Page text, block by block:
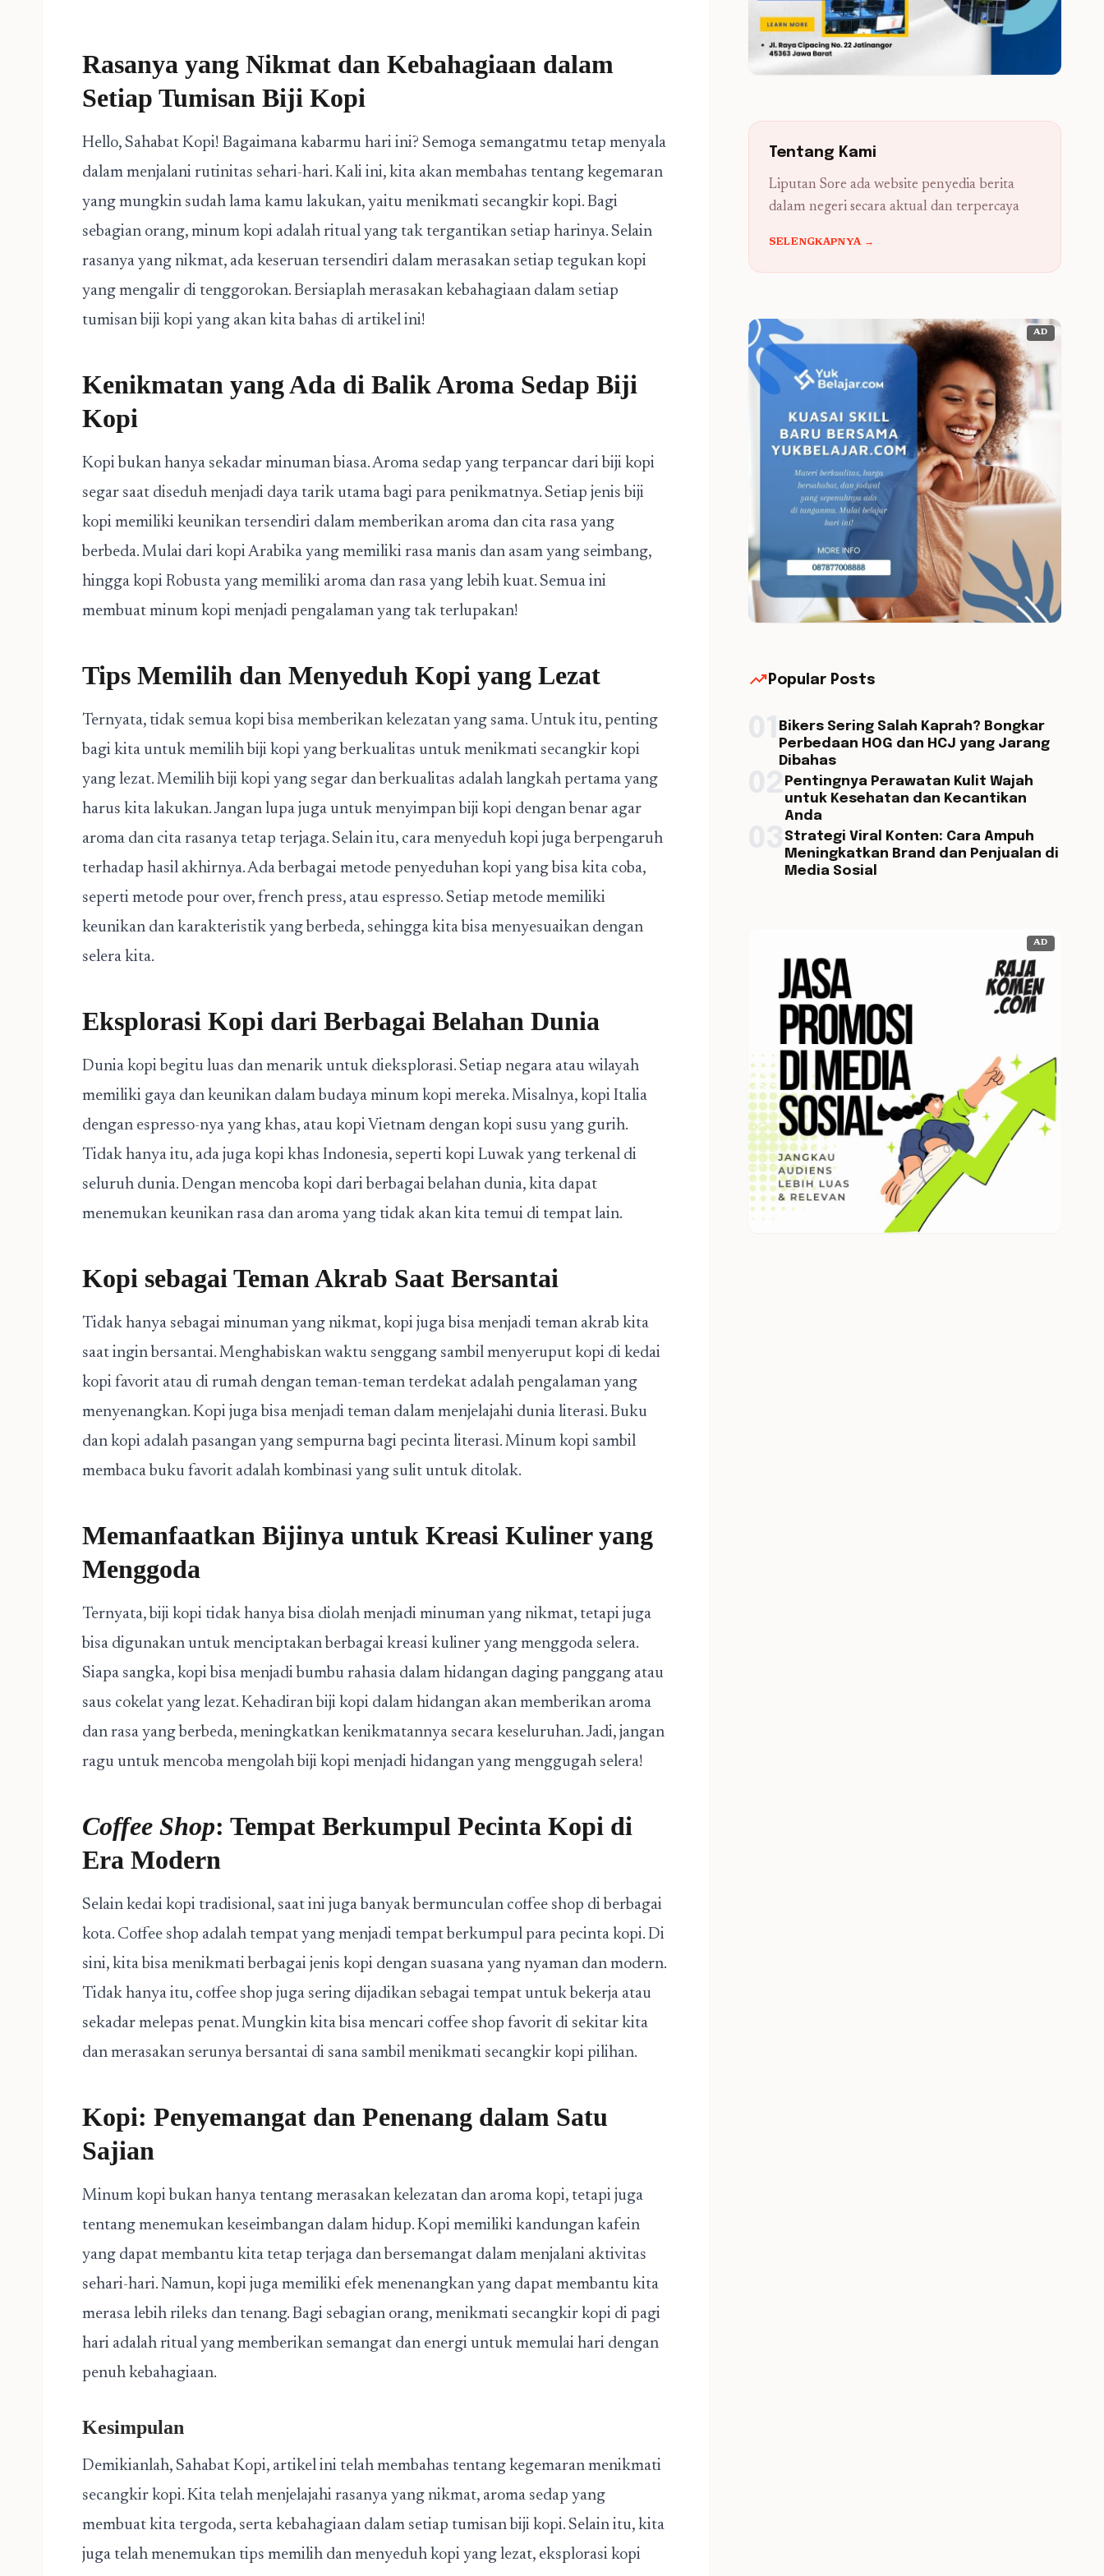
Rasanya yang Nikmat dan Kebahagiaan dalam
Setiap Tumisan Biji Kopi
Hello, Sahabat Kopi! Bagaimana kabarmu hari ini? Semoga semangatmu tetap menyala
dalam menjalani rutinitas sehari-hari. Kali ini, kita akan membahas tentang kegemaran
yang mungkin sudah lama kamu lakukan, yaitu menikmati secangkir kopi. Bagi
sebagian orang, minum kopi adalah ritual yang tak tergantikan setiap harinya. Selain
rasanya yang nikmat, ada keseruan tersendiri dalam merasakan setiap tegukan kopi
yang mengalir di tenggorokan. Bersiaplah merasakan kebahagiaan dalam setiap
tumisan biji kopi yang akan kita bahas di artikel ini!
Kenikmatan yang Ada di Balik Aroma Sedap Biji
Kopi
Kopi bukan hanya sekadar minuman biasa. Aroma sedap yang terpancar dari biji kopi
segar saat diseduh menjadi daya tarik utama bagi para penikmatnya. Setiap jenis biji
kopi memiliki keunikan tersendiri dalam memberikan aroma dan cita rasa yang
berbeda. Mulai dari kopi Arabika yang memiliki rasa manis dan asam yang seimbang,
hingga kopi Robusta yang memiliki aroma dan rasa yang lebih kuat. Semua ini
membuat minum kopi menjadi pengalaman yang tak terlupakan!
Tips Memilih dan Menyeduh Kopi yang Lezat
Ternyata, tidak semua kopi bisa memberikan kelezatan yang sama. Untuk itu, penting
bagi kita untuk memilih biji kopi yang berkualitas untuk menikmati secangkir kopi
yang lezat. Memilih biji kopi yang segar dan berkualitas adalah langkah pertama yang
harus kita lakukan. Jangan lupa juga untuk menyimpan biji kopi dengan benar agar
aroma dan cita rasanya tetap terjaga. Selain itu, cara menyeduh kopi juga berpengaruh
terhadap hasil akhirnya. Ada berbagai metode penyeduhan kopi yang bisa kita coba,
seperti metode pour over, french press, atau espresso. Setiap metode memiliki
keunikan dan karakteristik yang berbeda, sehingga kita bisa menyesuaikan dengan
selera kita.
Eksplorasi Kopi dari Berbagai Belahan Dunia
Dunia kopi begitu luas dan menarik untuk dieksplorasi. Setiap negara atau wilayah
memiliki gaya dan keunikan dalam budaya minum kopi mereka. Misalnya, kopi Italia
dengan espresso-nya yang khas, atau kopi Vietnam dengan kopi susu yang gurih.
Tidak hanya itu, ada juga kopi khas Indonesia, seperti kopi Luwak yang terkenal di
seluruh dunia. Dengan mencoba kopi dari berbagai belahan dunia, kita dapat
menemukan keunikan rasa dan aroma yang tidak akan kita temui di tempat lain.
Kopi sebagai Teman Akrab Saat Bersantai
Tidak hanya sebagai minuman yang nikmat, kopi juga bisa menjadi teman akrab kita
saat ingin bersantai. Menghabiskan waktu senggang sambil menyeruput kopi di kedai
kopi favorit atau di rumah dengan teman-teman terdekat adalah pengalaman yang
menyenangkan. Kopi juga bisa menjadi teman dalam menjelajahi dunia literasi. Buku
dan kopi adalah pasangan yang sempurna bagi pecinta literasi. Minum kopi sambil
membaca buku favorit adalah kombinasi yang sulit untuk ditolak.
Memanfaatkan Bijinya untuk Kreasi Kuliner yang
Menggoda
Ternyata, biji kopi tidak hanya bisa diolah menjadi minuman yang nikmat, tetapi juga
bisa digunakan untuk menciptakan berbagai kreasi kuliner yang menggoda selera.
Siapa sangka, kopi bisa menjadi bumbu rahasia dalam hidangan daging panggang atau
saus cokelat yang lezat. Kehadiran biji kopi dalam hidangan akan memberikan aroma
dan rasa yang berbeda, meningkatkan kenikmatannya secara keseluruhan. Jadi, jangan
ragu untuk mencoba mengolah biji kopi menjadi hidangan yang menggugah selera!
Coffee Shop: Tempat Berkumpul Pecinta Kopi di
Era Modern
Selain kedai kopi tradisional, saat ini juga banyak bermunculan coffee shop di berbagai
kota. Coffee shop adalah tempat yang menjadi tempat berkumpul para pecinta kopi. Di
sini, kita bisa menikmati berbagai jenis kopi dengan suasana yang nyaman dan modern.
Tidak hanya itu, coffee shop juga sering dijadikan sebagai tempat untuk bekerja atau
sekadar melepas penat. Mungkin kita bisa mencari coffee shop favorit di sekitar kita
dan merasakan serunya bersantai di sana sambil menikmati secangkir kopi pilihan.
Kopi: Penyemangat dan Penenang dalam Satu
Sajian
Minum kopi bukan hanya tentang merasakan kelezatan dan aroma kopi, tetapi juga
tentang menemukan keseimbangan dalam hidup. Kopi memiliki kandungan kafein
yang dapat membantu kita tetap terjaga dan bersemangat dalam menjalani aktivitas
sehari-hari. Namun, kopi juga memiliki efek menenangkan yang dapat membantu kita
merasa lebih rileks dan tenang. Bagi sebagian orang, menikmati secangkir kopi di pagi
hari adalah ritual yang memberikan semangat dan energi untuk memulai hari dengan
penuh kebahagiaan.
Kesimpulan
Demikianlah, Sahabat Kopi, artikel ini telah membahas tentang kegemaran menikmati
secangkir kopi. Kita telah menjelajahi rasanya yang nikmat, aroma sedap yang
membuat kita tergoda, serta kebahagiaan dalam setiap tumisan biji kopi. Selain itu, kita
juga telah menemukan tips memilih dan menyeduh kopi yang lezat, eksplorasi kopi
Tentang Kami
Liputan Sore ada website penyedia berita
dalam negeri secara aktual dan terpercaya
SELENGKAPNYA →
AD
trending_up Popular Posts
Bikers Sering Salah Kaprah? Bongkar
Perbedaan HOG dan HCJ yang Jarang
Dibahas
Pentingnya Perawatan Kulit Wajah
untuk Kesehatan dan Kecantikan
Anda
Strategi Viral Konten: Cara Ampuh
Meningkatkan Brand dan Penjualan di
Media Sosial
AD